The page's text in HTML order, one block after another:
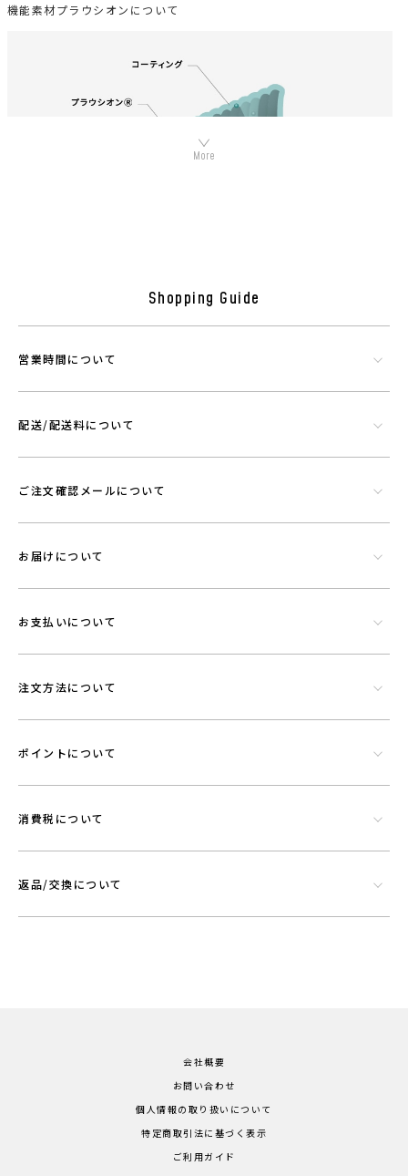
機能素材プラウシオンについて
す。功績を微細に粉砕したものを染色工程で繊維にコーティングさせウ
エアに機能を持たせることができる素材です。
Shopping Guide
営業時間について
配送/配送料について
ご注文確認メールについて
お届けについて
お支払いについて
注文方法について
ポイントについて
消費税について
返品/交換について
会社概要
お問い合わせ
個人情報の取り扱いについて
特定商取引法に基づく表示
ご利用ガイド